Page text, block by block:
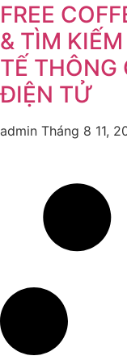
FREE
& TÌM
TẾ
ĐIỆN TỬ
admin Tháng 8 11,